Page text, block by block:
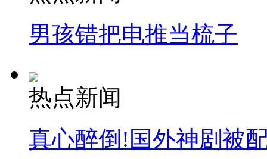
男孩错把电推当梳子
热点新闻
真心醉倒!国外神剧被